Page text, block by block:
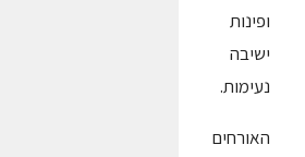
ופינות
ישיבה
נעימות.
האורחים